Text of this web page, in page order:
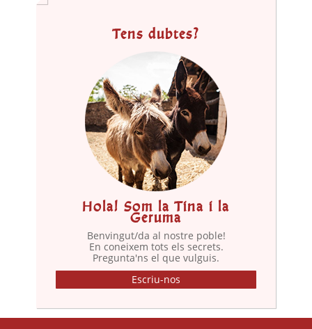
Tens dubtes?
Hola! Som la Tina i la
Geruma
Benvingut/da al nostre poble!
En coneixem tots els secrets.
Pregunta'ns el que vulguis.
Escriu-nos